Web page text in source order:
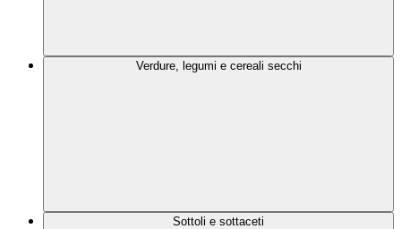
Verdure, legumi e cereali secchi
Sottoli e sottaceti